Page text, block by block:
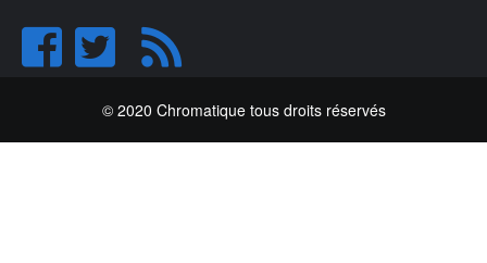
© 2020 Chromatique tous droits réservés